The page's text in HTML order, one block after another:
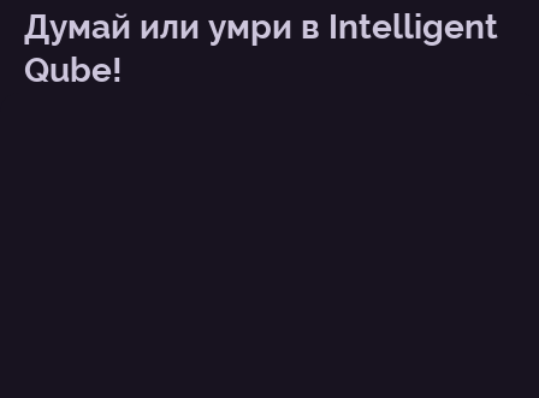
Думай или умри в Intelligent
Qube!